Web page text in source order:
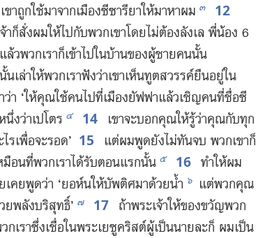
า​ถูก​ใช้​มา​จาก​เมือง​ซีซารียา​ให้​มา​หา​ผม ๓ 12
า​ก็​สั่ง​ผม​ให้​ไป​กับ​พวก​เขา​โดย​ไม่​ต้อง​ลังเล พี่​น้อง 6
ว​พวก​เรา​ก็​เข้า​ไป​ใน​บ้าน​ของ​ผู้​ชาย​คน​นั้น
เล่า​ให้​พวก​เรา​ฟัง​ว่า​เขา​เห็น​ทูตสวรรค์​ยืน​อยู่​ใน​
ว่า ‘ให้​คุณ​ใช้​คน​ไป​ที่​เมือง​ยัฟฟา​แล้ว​เชิญ​คน​ที่​ชื่อ​ซี
ง​ว่า​เปโตร ๔ 14
เขา​จะ​บอก​คุณ​ให้​รู้​ว่า​คุณ​กับ​ทุก​
ร​เพื่อ​จะ​รอด’ 15
แต่​ผม​พูด​ยัง​ไม่​ทัน​จบ พวก​เขา​ก็​
อน​ที่​พวก​เรา​ได้​รับ​ตอน​แรก​นั้น ๕ 16 ทำ​ให้​ผม​
เคย​พูด​ว่า ‘ยอห์น​ให้​บัพติศมา​ด้วย​น้ำ ๖
แต่​พวก​คุณ​
พลัง​บริสุทธิ์’ ๗ 17 ถ้า​พระเจ้า​ให้​ของ​ขวัญ​พวก​
ก​เรา​ซึ่ง​เชื่อ​ใน​พระ​เยซู​คริสต์​ผู้​เป็น​นาย​ละ​ก็ ผม​เป็น​